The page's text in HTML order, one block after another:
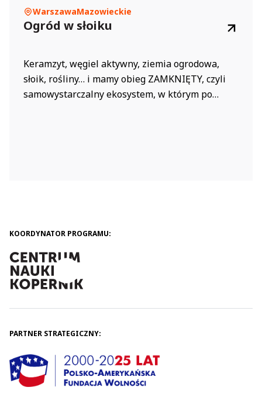
WarszawaMazowieckie
Ogród w słoiku
Keramzyt, węgiel aktywny, ziemia ogrodowa,
słoik, rośliny… i mamy obieg ZAMKNIĘTY, czyli
samowystarczalny ekosystem, w którym po
KOORDYNATOR PROGRAMU:
PARTNER STRATEGICZNY: